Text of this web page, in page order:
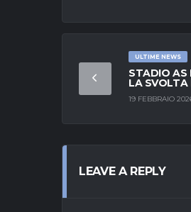
ULTIME NEWS
STADIO AS
LA SVOLTA
19 FEBBRAIO
LEAVE A REPLY